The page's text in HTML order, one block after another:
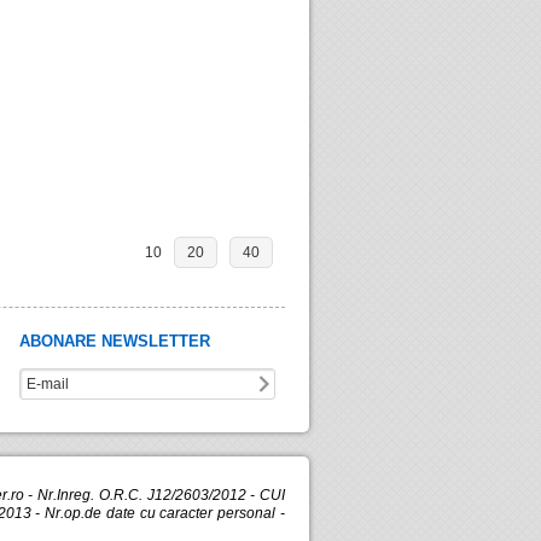
10 20 40
ABONARE NEWSLETTER
- Nr.Inreg. O.R.C. J12/2603/2012 - CUI
- Nr.op.de date cu caracter personal -